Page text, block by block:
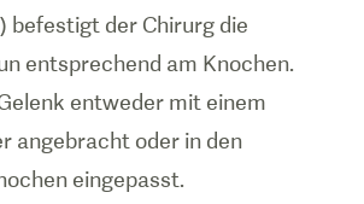
befestigt der Chirurg die
entsprechend am Knochen.
entweder mit einem
angebracht oder in den
eingepasst.